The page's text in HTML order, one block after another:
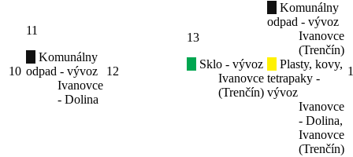
10
11
Komunálny
odpad - vývoz
Ivanovce
- Dolina
12
13
Sklo - vývoz
Ivanovce
(Trenčín)
Komunálny
odpad - vývoz
Ivanovce
(Trenčín)
Plasty, kovy,
tetrapaky -
vývoz
Ivanovce
- Dolina,
Ivanovce
(Trenčín)